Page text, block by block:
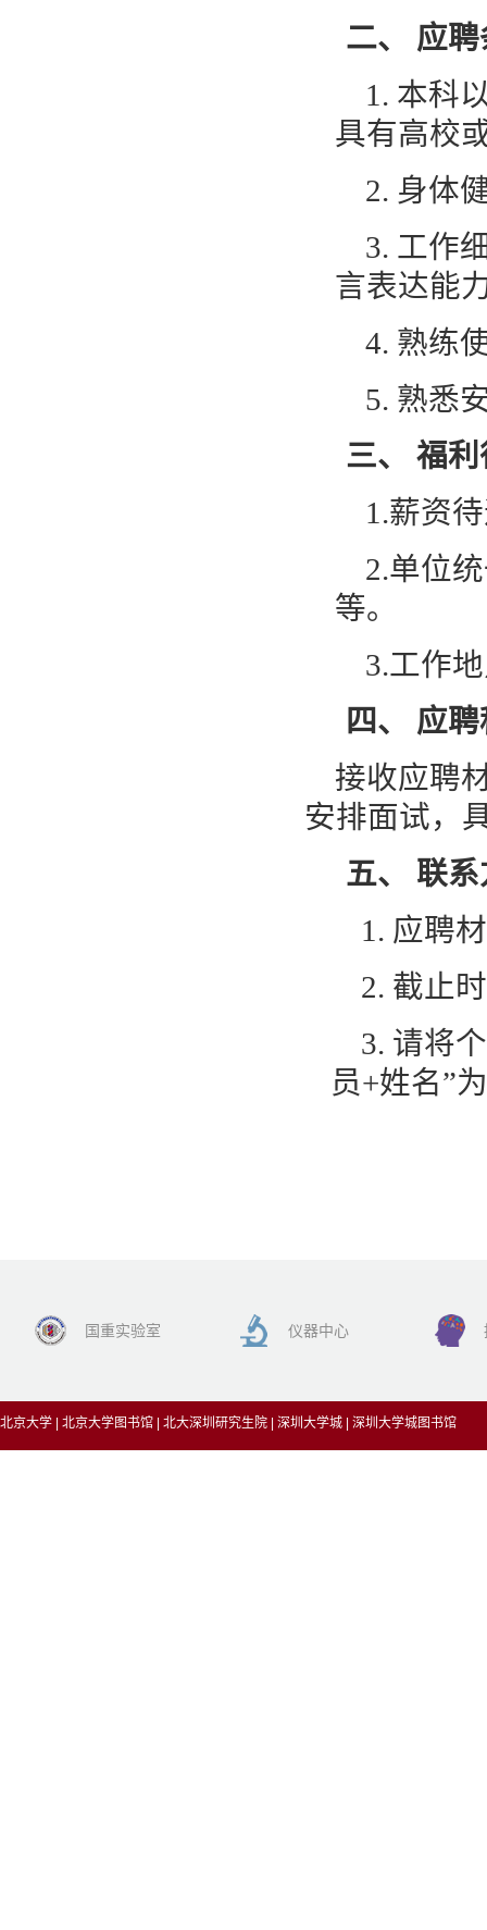
二、
应
1. 本科
具有高校
2. 身体
3. 工作
言表达能
4. 熟练
5. 熟悉
三、
福利
1.薪资
2.单位
等。
3.工作
四、
应
接收应聘
安排面试，
五、
联
1. 应聘
2. 截止
3. 请将
员+姓名”
国重实验室 仪器中心
北京大学 北京大学图书馆 北大深圳研究生院 深圳大学城 深圳大学城图书馆